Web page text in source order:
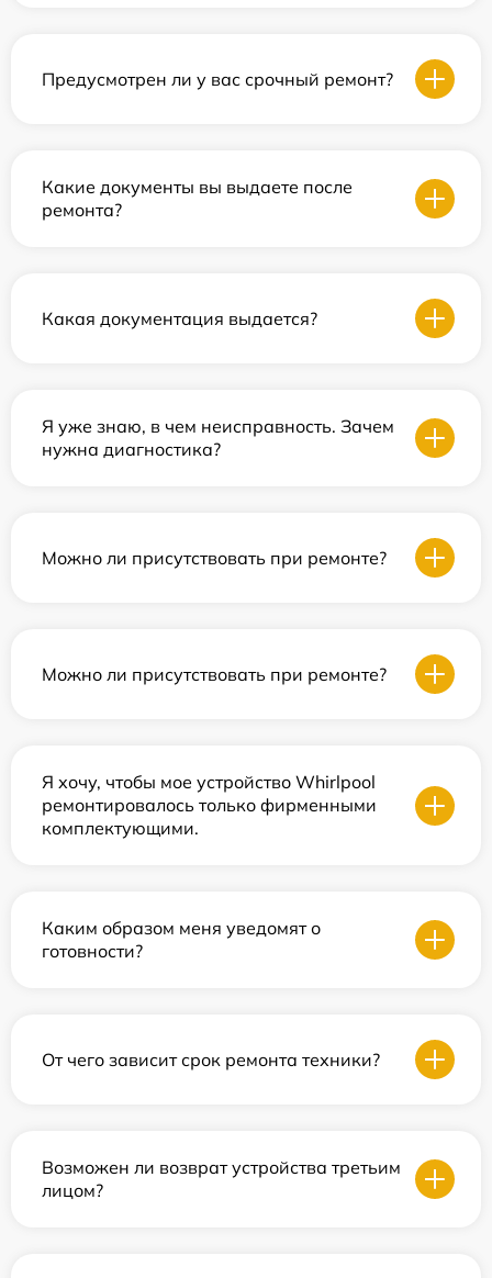
Предусмотрен ли у вас срочный ремонт?
Какие документы вы выдаете после
ремонта?
Какая документация выдается?
Я уже знаю, в чем неисправность. Зачем
нужна диагностика?
Можно ли присутствовать при ремонте?
Можно ли присутствовать при ремонте?
Я хочу, чтобы мое устройство Whirlpool
ремонтировалось только фирменными
комплектующими.
Каким образом меня уведомят о
готовности?
От чего зависит срок ремонта техники?
Возможен ли возврат устройства третьим
лицом?